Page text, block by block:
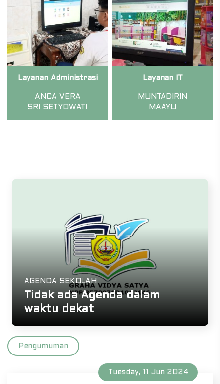
Layanan Administrasi
ANCA VERA
SRI SETYOWATI
Layanan IT
MUNTADIRIN
MAAYU
AGENDA SEKOLAH
Tidak ada Agenda dalam
waktu dekat
Pengumuman
Tuesday, 11 Jun 2024